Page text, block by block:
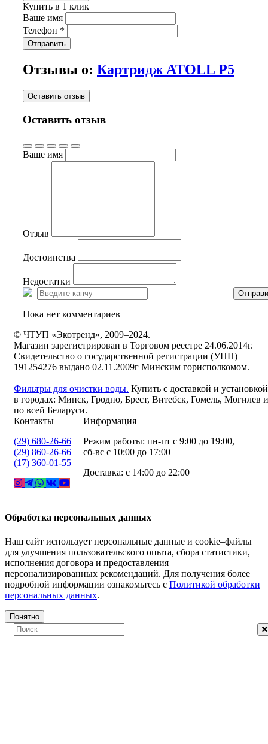
Купить в 1 клик
Ваше имя
Телефон *
Отправить
Отзывы о: Картридж ATOLL P5
Оставить отзыв
Оставить отзыв
Ваше имя
Отзыв
Достоинства
Недостатки
Пока нет комментариев
© ЧТУП «Экотренд», 2009–2024.
Магазин зарегистрирован в Торговом реестре 24.06.2014г.
Свидетельство о государственной регистрации (УНП)
191254276 выдано 02.11.2009г Минским горисполкомом.
Фильтры для очистки воды. Купить с доставкой и установкой
в городах: Минск, Гродно, Брест, Витебск, Гомель, Могилев и
по всей Беларуси.
Контакты
(29) 680-26-66
(29) 860-26-66
(17) 360-01-55
Информация
Режим работы: пн-пт с 9:00 до 19:00,
сб-вс с 10:00 до 17:00
Доставка: с 14:00 до 22:00
Обработка персональных данных
Наш сайт использует персональные данные и cookie–файлы
для улучшения пользовательского опыта, сбора статистики,
исполнения договора и предоставления
персонализированных рекомендаций. Для получения более
подробной информации ознакомьтесь с Политикой обработки
персональных данных.
Понятно